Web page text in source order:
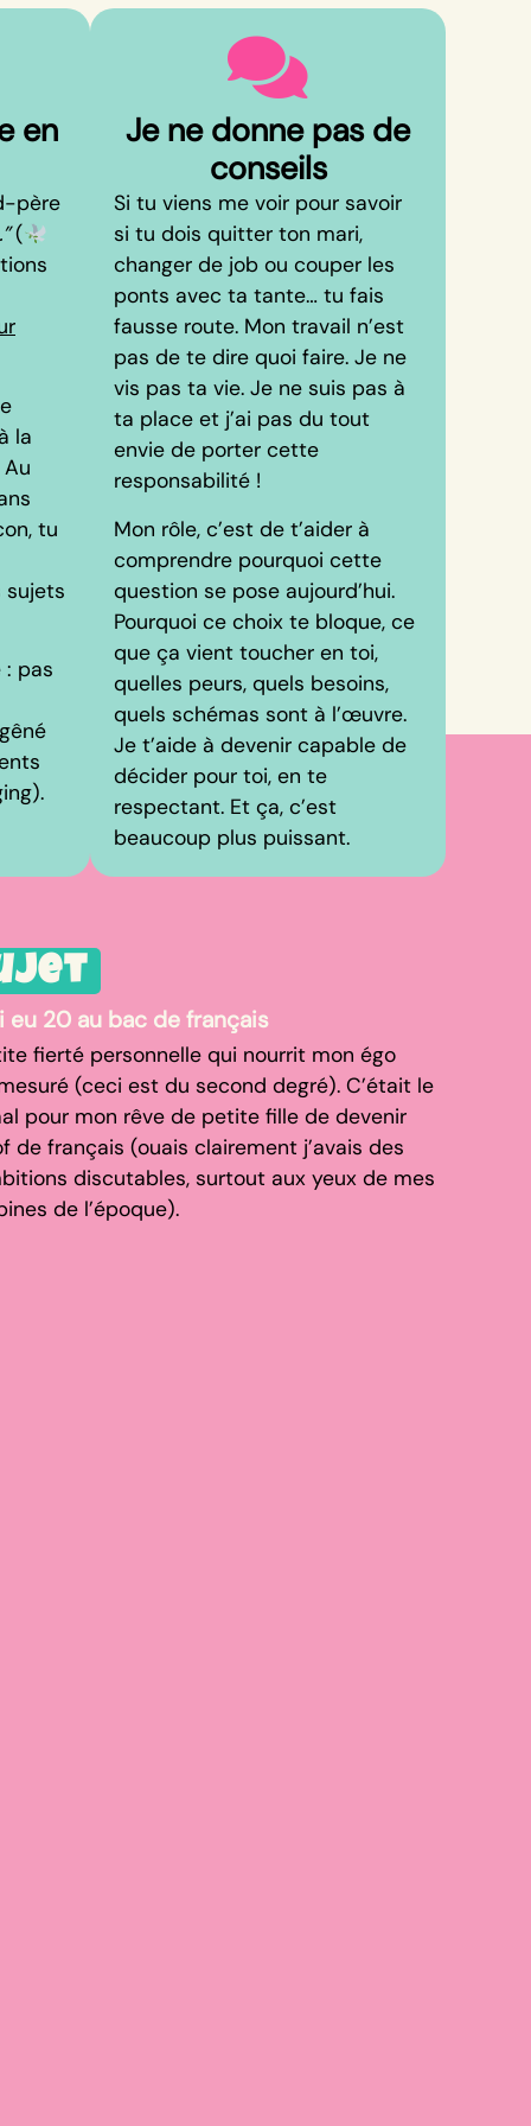
en
père
(
la
tu
sujets
: pas
Je ne donne pas de
conseils
Si tu viens me voir pour savoir
si tu dois quitter ton mari,
changer de job ou couper les
ponts avec ta tante… tu fais
fausse route. Mon travail n’est
pas de te dire quoi faire. Je ne
vis pas ta vie. Je ne suis pas à
ta place et j’ai pas du tout
envie de porter cette
responsabilité !
Mon rôle, c’est de t’aider à
comprendre pourquoi cette
question se pose aujourd’hui.
Pourquoi ce choix te bloque, ce
que ça vient toucher en toi,
quelles peurs, quels besoins,
quels schémas sont à l’œuvre.
Je t’aide à devenir capable de
décider pour toi, en te
respectant. Et ça, c’est
beaucoup plus puissant.
eu 20 au bac de français
fierté personnelle qui nourrit mon égo
(ceci est du second degré). C’était le
pour mon rêve de petite fille de devenir
de français (ouais clairement j’avais des
discutables, surtout aux yeux de mes
de l’époque).